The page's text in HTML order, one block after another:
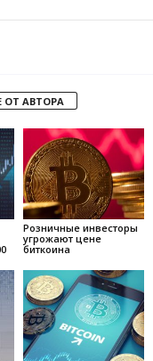
ОТ АВТОРА
Розничные инвесторы
угрожают цене
биткоина